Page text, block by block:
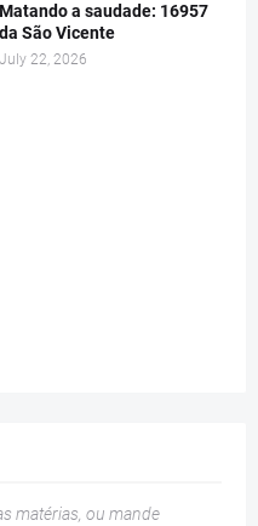
Matando a saudade: 16957
da São Vicente
July 22, 2026
matérias, ou mande